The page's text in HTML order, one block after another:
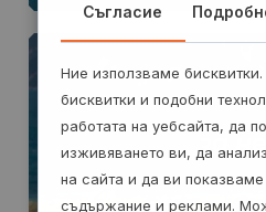
за
Съгласие
Ние използваме
бисквитки и подобни
работата на уебсайта, да
изживяването ви, да
на сайта и да ви
съдържание и реклами.